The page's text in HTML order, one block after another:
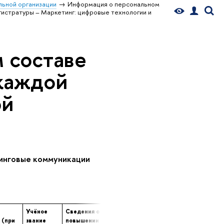
организации
Информация о персональном
– Маркетинг: цифровые технологии и
коммуникации
(при
Учёное
звание
Сведения о
повышении